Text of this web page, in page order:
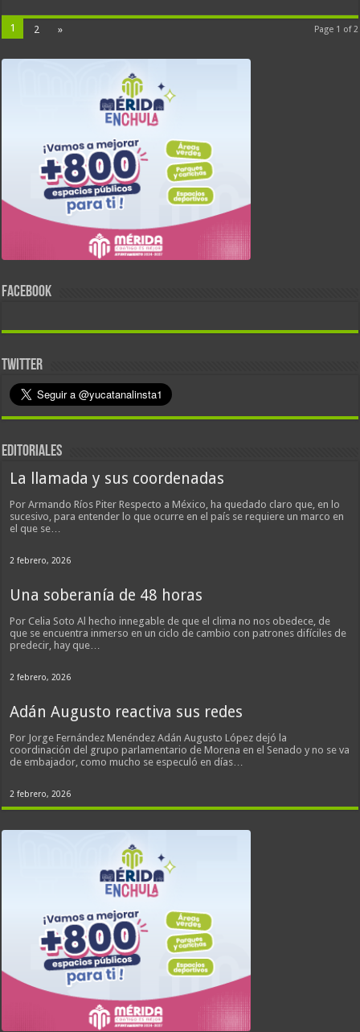
Page 1 of 2
1 2 »
FACEBOOK
TWITTER
EDITORIALES
La llamada y sus coordenadas
Por Armando Ríos Piter Respecto a México, ha quedado claro que, en lo
sucesivo, para entender lo que ocurre en el país se requiere un marco en
el que se…
2 febrero, 2026
Una soberanía de 48 horas
Por Celia Soto Al hecho innegable de que el clima no nos obedece, de
que se encuentra inmerso en un ciclo de cambio con patrones difíciles de
predecir, hay que…
2 febrero, 2026
Adán Augusto reactiva sus redes
Por Jorge Fernández Menéndez Adán Augusto López dejó la
coordinación del grupo parlamentario de Morena en el Senado y no se va
de embajador, como mucho se especuló en días…
2 febrero, 2026